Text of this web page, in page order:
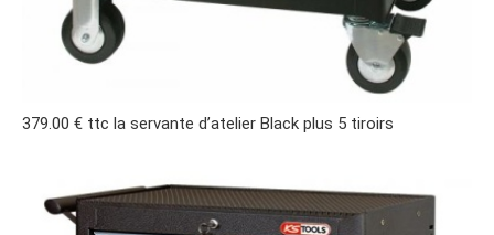
379.00 € ttc la servante d’atelier Black plus 5 tiroirs